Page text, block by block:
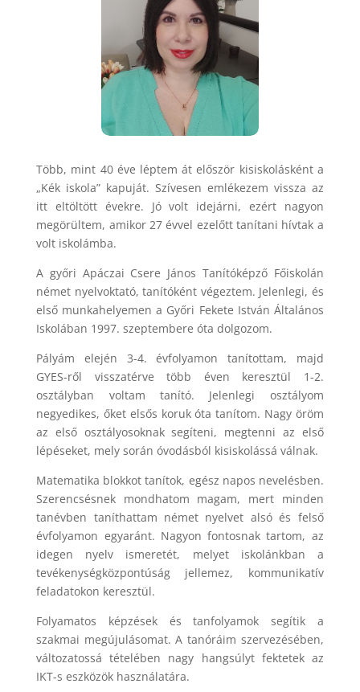
Több, mint 40 éve léptem át először kisiskolásként a
„Kék iskola” kapuját. Szívesen emlékezem vissza az
itt eltöltött évekre. Jó volt idejárni, ezért nagyon
megörültem, amikor 27 évvel ezelőtt tanítani hívtak a
volt iskolámba.
A győri Apáczai Csere János Tanítóképző Főiskolán
német nyelvoktató, tanítóként végeztem. Jelenlegi, és
első munkahelyemen a Győri Fekete István Általános
Iskolában 1997. szeptembere óta dolgozom.
Pályám elején 3-4. évfolyamon tanítottam, majd
GYES-ről visszatérve több éven keresztül 1-2.
osztályban voltam tanító. Jelenlegi osztályom
negyedikes, őket elsős koruk óta tanítom. Nagy öröm
az első osztályosoknak segíteni, megtenni az első
lépéseket, mely során óvodásból kisiskolássá válnak.
Matematika blokkot tanítok, egész napos nevelésben.
Szerencsésnek mondhatom magam, mert minden
tanévben taníthattam német nyelvet alsó és felső
évfolyamon egyaránt. Nagyon fontosnak tartom, az
idegen nyelv ismeretét, melyet iskolánkban a
tevékenységközpontúság jellemez, kommunikatív
feladatokon keresztül.
Folyamatos képzések és tanfolyamok segítik a
szakmai megújulásomat. A tanóráim szervezésében,
változatossá tételében nagy hangsúlyt fektetek az
IKT-s eszközök használatára.